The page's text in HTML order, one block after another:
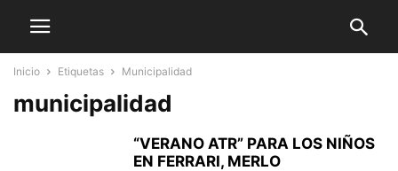
Inicio Etiquetas Municipalidad
municipalidad
“VERANO ATR” PARA LOS NIÑOS
EN FERRARI, MERLO